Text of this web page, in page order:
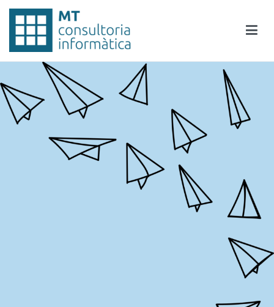
Skip
content
MT Consultoria Informàtica